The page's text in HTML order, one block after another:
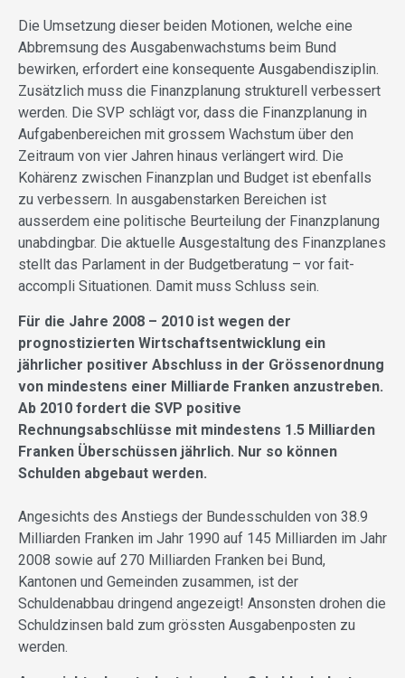
Die Umsetzung dieser beiden Motionen, welche eine
Abbremsung des Ausgabenwachstums beim Bund
bewirken, erfordert eine konsequente Ausgabendisziplin.
Zusätzlich muss die Finanzplanung strukturell verbessert
werden. Die SVP schlägt vor, dass die Finanzplanung in
Aufgabenbereichen mit grossem Wachstum über den
Zeitraum von vier Jahren hinaus verlängert wird. Die
Kohärenz zwischen Finanzplan und Budget ist ebenfalls
zu verbessern. In ausgabenstarken Bereichen ist
ausserdem eine politische Beurteilung der Finanzplanung
unabdingbar. Die aktuelle Ausgestaltung des Finanzplanes
stellt das Parlament in der Budgetberatung – vor fait-
accompli Situationen. Damit muss Schluss sein.
Für die Jahre 2008 – 2010 ist wegen der
prognostizierten Wirtschaftsentwicklung ein
jährlicher positiver Abschluss in der Grössenordnung
von mindestens einer Milliarde Franken anzustreben.
Ab 2010 fordert die SVP positive
Rechnungsabschlüsse mit mindestens 1.5 Milliarden
Franken Überschüssen jährlich. Nur so können
Schulden abgebaut werden.
Angesichts des Anstiegs der Bundesschulden von 38.9
Milliarden Franken im Jahr 1990 auf 145 Milliarden im Jahr
2008 sowie auf 270 Milliarden Franken bei Bund,
Kantonen und Gemeinden zusammen, ist der
Schuldenabbau dringend angezeigt! Ansonsten drohen die
Schuldzinsen bald zum grössten Ausgabenposten zu
werden.